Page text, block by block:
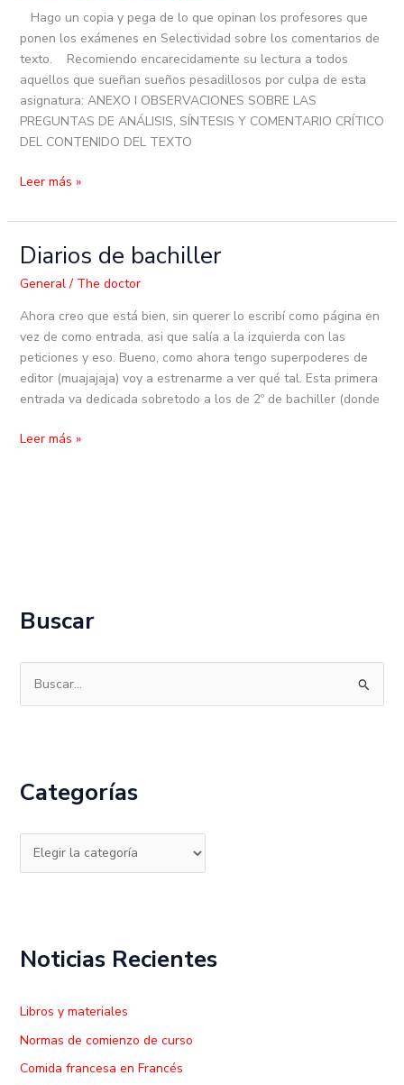
Hago un copia y pega de lo que opinan los profesores que
ponen los exámenes en Selectividad sobre los comentarios de
texto. Recomiendo encarecidamente su lectura a todos
aquellos que sueñan sueños pesadillosos por culpa de esta
asignatura: ANEXO I OBSERVACIONES SOBRE LAS
PREGUNTAS DE ANÁLISIS, SÍNTESIS Y COMENTARIO CRÍTICO
DEL CONTENIDO DEL TEXTO
de
texto
Leer más »
Diarios de bachiller
General/ The doctor
Ahora creo que está bien, sin querer lo escribí como página en
vez de como entrada, asi que salía a la izquierda con las
peticiones y eso. Bueno, como ahora tengo superpoderes de
editor (muajajaja) voy a estrenarme a ver qué tal. Esta primera
entrada va dedicada sobretodo a los de 2º de bachiller (donde
Diarios
bachiller
Leer más »
Buscar
u
a
p
Categorías
Noticias Recientes
Libros y materiales
Normas de comienzo de curso
Comida francesa en Francés